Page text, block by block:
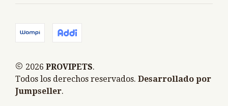
2026 PROVIPETS.
Todos los derechos reservados. Desarrollado por
Jumpseller.